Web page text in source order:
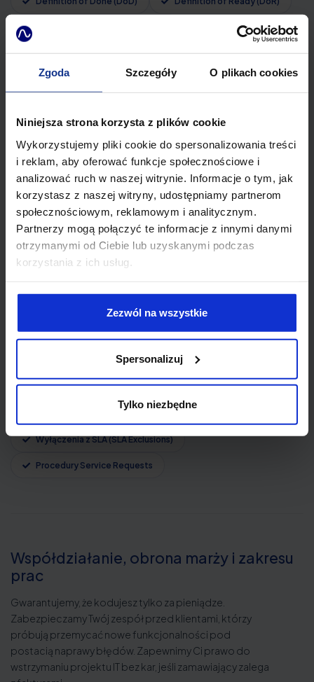
Zgoda Szczegóły O plikach cookies
Niniejsza strona korzysta z plików cookie
Wykorzystujemy pliki cookie do spersonalizowania treści
i reklam, aby oferować funkcje społecznościowe i
analizować ruch w naszej witrynie. Informacje o tym, jak
korzystasz z naszej witryny, udostępniamy partnerom
społecznościowym, reklamowym i analitycznym.
Partnerzy mogą połączyć te informacje z innymi danymi
otrzymanymi od Ciebie lub uzyskanymi podczas
korzystania z ich usług.
Zezwól na wszystkie
Spersonalizuj
Tylko niezbędne
Wyłączenie odpowiedzialności za błędy w zewnętrznych API i
chmurze
Wyłączenie odpowiedzialności za opóźnienia z winy Klienta
Zawieszenie przekazania kodu źródłowego do momentu
zapłaty
Warunkowy dostęp do repozytorium
Utrzymanie, SLA i ograniczenie
odpowiedzialności
Kod wolny od błędów nie istnieje, a serwery czasem
padają. Tworzymy umowy SLA, które zdejmują z Ciebie
Twoją kontrolą (awarie AWS/Azure/GCP). Zamieniamy
nierealistyczne oczekiwania na twarde wyłączenia z kar
umownych.
Górne limity kar umownych
Wyłączenia z SLA (SLA Exclusions)
Procedury Service Requests
Współdziałanie, obrona marży i zakresu
prac
Gwarantujemy, że kodujesz tylko za pieniądze.
Zabezpieczamy Twój zespół przed klientami, którzy
próbują przemycać nowe funkcjonalności pod
postacią naprawy błędów. Zapewnimy Ci prawo do
wstrzymaniu projektu IT bez kar, jeśli zamawiający zalega